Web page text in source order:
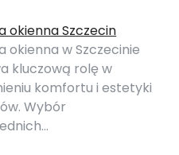
okienna Szczecin
okienna w Szczecinie
kluczową rolę w
komfortu i estetyki
Wybór